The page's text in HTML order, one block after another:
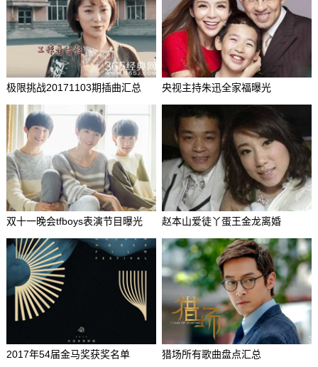
极限挑战20171103期插曲汇总 央视主持朱迅全家福曝光
双十一晚会tfboys表演节目曝光 赵本山爱徒丫蛋王金龙离婚
2017年54届金马奖获奖名单 猎场所有歌曲盘点汇总